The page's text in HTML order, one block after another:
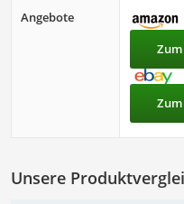
Angebote
Unsere